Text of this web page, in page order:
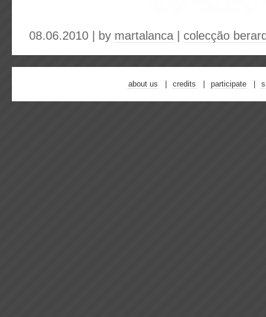
08.06.2010 | by martalanca colecção
about us credits participate